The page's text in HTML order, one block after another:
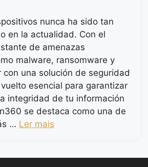
nunca ha sido tan
en la actualidad. Con el
de amenazas
malware, ransomware y
con una solución de seguridad
esencial para garantizar
integridad de tu información
se destaca como una de
… Ler mais